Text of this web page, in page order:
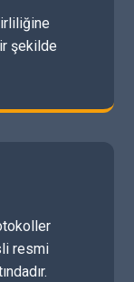
şekilde
resmi